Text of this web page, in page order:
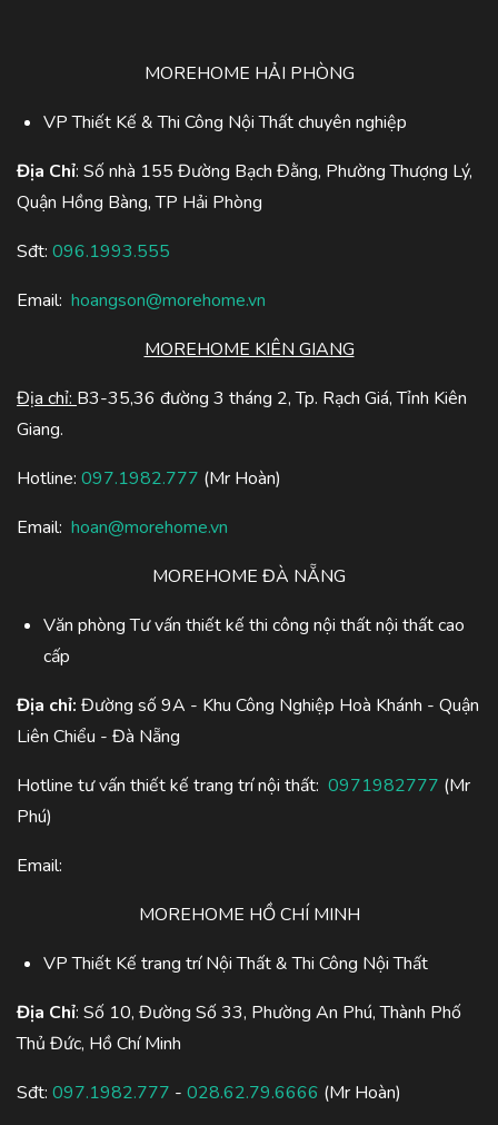
MOREHOME HẢI PHÒNG
VP Thiết Kế & Thi Công Nội Thất chuyên nghiệp
Địa Chỉ: Số nhà 155 Đường Bạch Đằng, Phường Thượng Lý,
Quận Hồng Bàng, TP Hải Phòng
Sđt: 096.1993.555
Email: hoangson@morehome.vn
MOREHOME KIÊN GIANG
Địa chỉ: B3-35,36 đường 3 tháng 2, Tp. Rạch Giá, Tỉnh Kiên
Giang.
Hotline: 097.1982.777 (Mr Hoàn)
Email: hoan@morehome.vn
MOREHOME ĐÀ NẴNG
Văn phòng Tư vấn thiết kế thi công nội thất nội thất cao
cấp
Địa chỉ: Đường số 9A - Khu Công Nghiệp Hoà Khánh - Quận
Liên Chiểu - Đà Nẵng
Hotline tư vấn thiết kế trang trí nội thất: 0971982777 (Mr
Phú)
Email:
MOREHOME HỒ CHÍ MINH
VP Thiết Kế trang trí Nội Thất & Thi Công Nội Thất
Địa Chỉ: Số 10, Đường Số 33, Phường An Phú, Thành Phố
Thủ Đức, Hồ Chí Minh
Sđt: 097.1982.777 - 028.62.79.6666 (Mr Hoàn)